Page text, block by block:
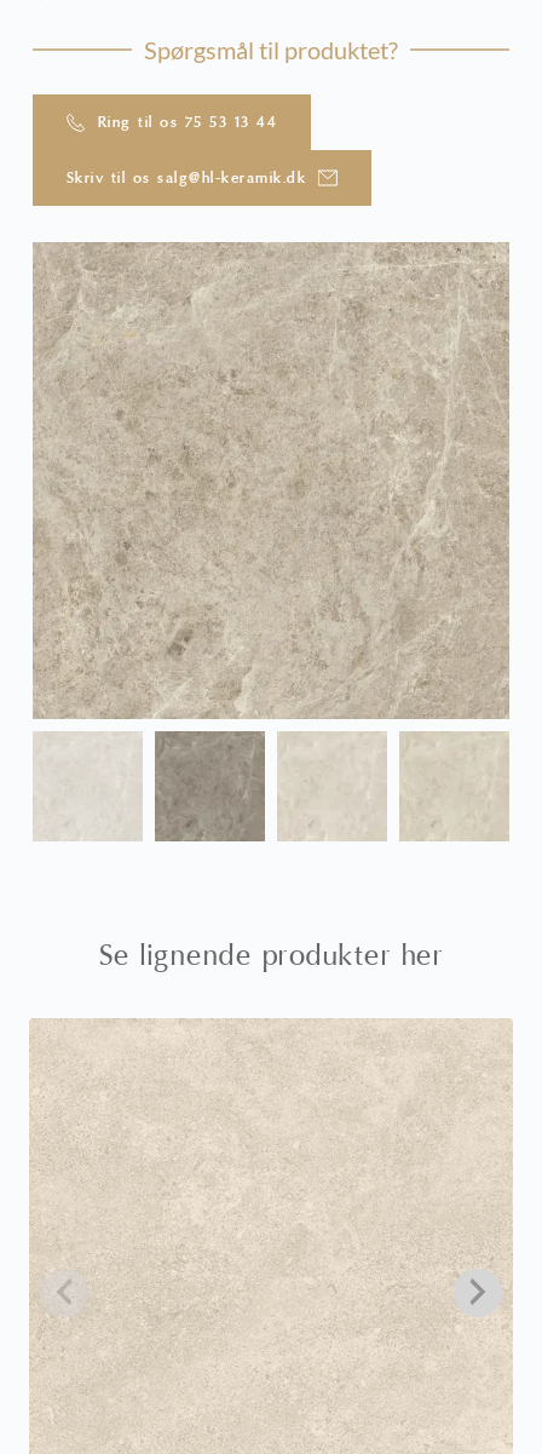
Spørgsmål til produktet?
Ring til os 75 53 13 44
Skriv til os salg@hl-keramik.dk
Se lignende produkter her